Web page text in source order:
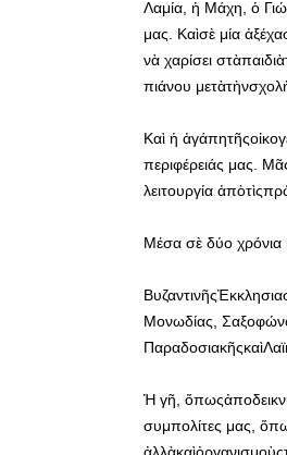
Λαμία, ἡ Μάχη, ὁ
μας. Καὶσὲ μία
νὰ χαρίσει
πιάνου
Καὶ ἡ
περιφέρειάς μας.
λειτουργία
Μέσα σὲ δύο χρόνια
Μονωδίας,
Ἡ γῆ,
συμπολίτες μας,